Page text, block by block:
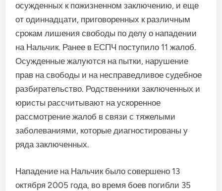
осужденных к пожизненном заключению, и еще
от одиннадцати, приговоренных к различным
срокам лишения свободы по делу о нападении
на Нальчик. Ранее в ЕСПЧ поступило 11 жалоб.
Осужденные жалуются на пытки, нарушение
прав на свободы и на несправедливое судебное
разбирательство. Родственники заключенных и
юристы рассчитывают на ускоренное
рассмотрение жалоб в связи с тяжелыми
заболеваниями, которые диагностированы у
ряда заключенных.
Нападение на Нальчик было совершено 13
октября 2005 года, во время боев погибли 35